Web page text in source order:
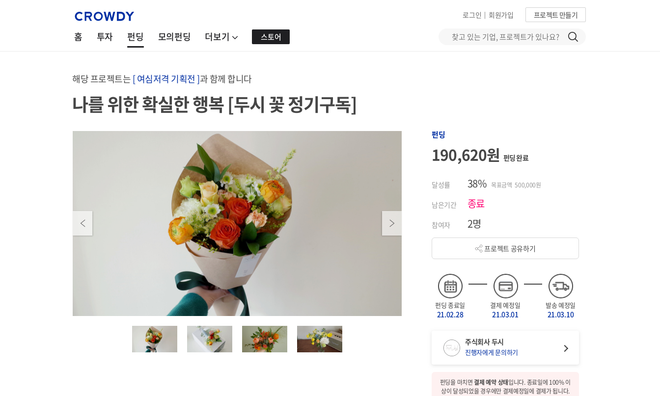
프로젝트 만들기
회원가입
|
로그인
홈 투자 펀딩 모의펀딩 더보기 스토어
해당 프로젝트는[ 여심저격 기획전 ]과 함께 합니다
나를 위한 확실한 행복 [두시 꽃 정기구독]
Previous Next
펀딩
190,620원 펀딩 완료
달성률 38% 목표금액 500,000원
남은기간 종료
참여자 2명
프로젝트 공유하기
펀딩 종료일
21.02.28
결제 예정일
21.03.01
발송 예정일
21.03.10
주식회사 두시
진행자에게 문의하기
펀딩을 마치면결제 예약 상태입니다. 종료일에 100% 이
상이 달성되었을 경우에만 결제예정일에 결제가 됩니다.